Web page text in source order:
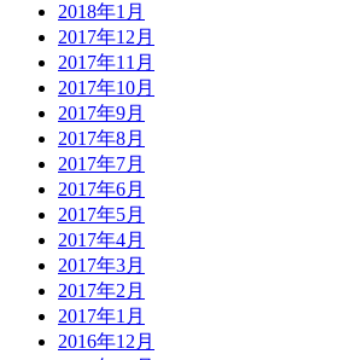
2018年1月
2017年12月
2017年11月
2017年10月
2017年9月
2017年8月
2017年7月
2017年6月
2017年5月
2017年4月
2017年3月
2017年2月
2017年1月
2016年12月